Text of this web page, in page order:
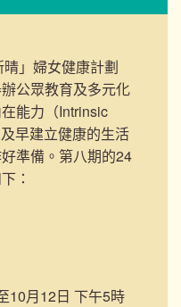
」婦女健康計劃
公眾教育及多元化
能力（Intrinsic
早建立健康的生活
準備。第八期的24
：
10月12日 下午5時